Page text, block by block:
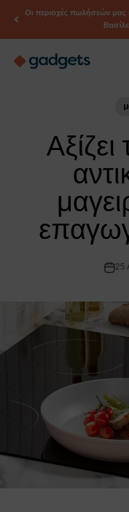
Μετάβαση στο περιεχόμενο
Οι περιοχές πωλήσεών μας
Κέρι Γκάτζετς
25